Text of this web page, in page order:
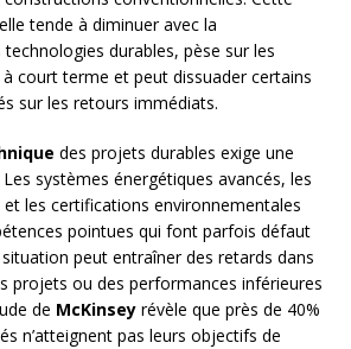
tende à diminuer avec la
durables, pèse sur les
court terme et peut dissuader certains
sur les retours immédiats.
des projets durables exige une
systèmes énergétiques avancés, les
les certifications environnementales
pointues qui font parfois défaut
peut entraîner des retards dans
projets ou des performances inférieures
de McKinsey révèle que près de 40%
n’atteignent pas leurs objectifs de